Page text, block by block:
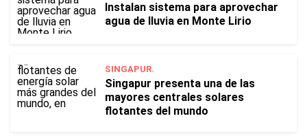
Instalan sistema para aprovechar
agua de lluvia en Monte Lirio
SINGAPUR.
Singapur presenta una de las
mayores centrales solares
flotantes del mundo